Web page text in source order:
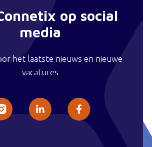
op social
media
het laatste nieuws en nieuwe
vacatures